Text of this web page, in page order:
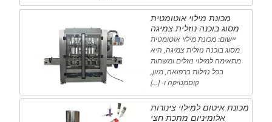
מכונת מילוי אוטומטית
מסוג בוכנה נוזלית צמיגה
יישום: מכונת מילוי אוטומטית
מסוג בוכנה נוזלית צמיגה, היא
מתאימה למילוי נוזלים ומשחות
בכל נזילות ברפואה, מזון,
קוסמטיקה ו- […]
מכונת איטום למילוי צינורות
אלומיניום מתכת חצי